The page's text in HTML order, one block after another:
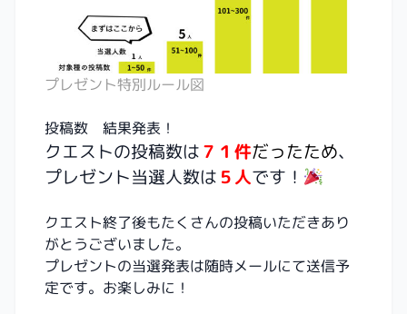
プレゼント特別ルール図
投稿数 結果発表！
クエストの投稿数は７１ 件だったため、
プレゼント当選人数は ５人です！
クエスト終了後もたくさんの投稿いただきあり
がとうございました。
プレゼントの当選発表は随時メールにて送信予
定です。お楽しみに！